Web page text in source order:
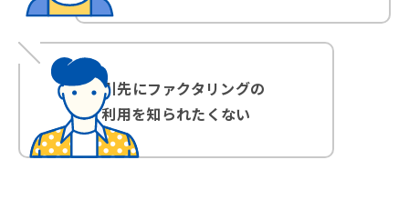
取引先にファクタリングの
利用を知られたくない